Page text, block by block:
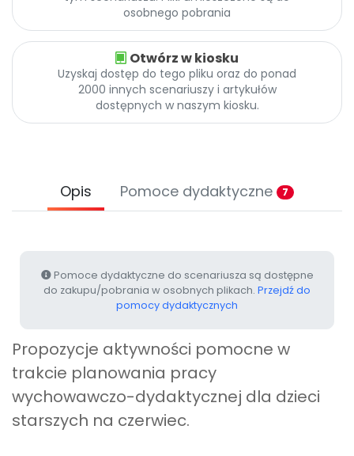
Pomoc
Promocje
osobnego pobrania
Otwórz w kiosku
Uzyskaj dostęp do tego pliku oraz do ponad
2000 innych scenariuszy i artykułów
dostępnych w naszym kiosku.
Opis Pomoce dydaktyczne 7
Pomoce dydaktyczne do scenariusza są dostępne
do zakupu/pobrania w osobnych plikach. Przejdź do
pomocy dydaktycznych
Propozycje aktywności pomocne w
trakcie planowania pracy
wychowawczo-dydaktycznej dla dzieci
starszych na czerwiec.